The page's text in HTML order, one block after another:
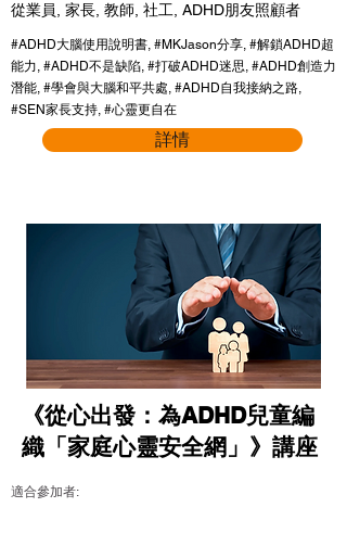
從業員, 家長, 教師, 社工, ADHD朋友照顧者
#ADHD大腦使用說明書, #MKJason分享, #解鎖ADHD超
能力, #ADHD不是缺陷, #打破ADHD迷思, #ADHD創造力
潛能, #學會與大腦和平共處, #ADHD自我接納之路,
#SEN家長支持, #心靈更自在
詳情
《從心出發：為ADHD兒童編
織「家庭心靈安全網」》講座
適合參加者: